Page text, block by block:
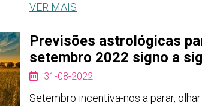
VER MAIS
Previsões astrológicas
setembro 2022 signo a
31-08-2022
Setembro incentiva-nos a parar,